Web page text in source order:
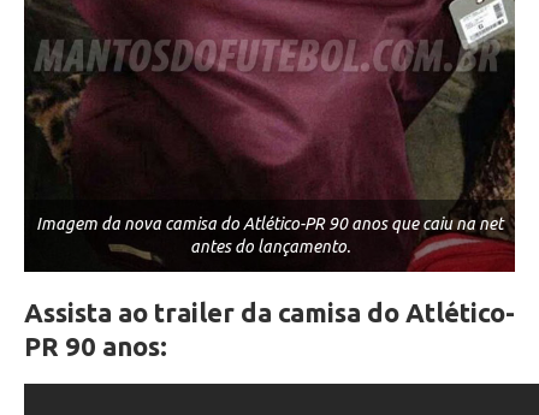
Imagem da nova camisa do Atlético-PR 90 anos que caiu na net
antes do lançamento.
Assista ao trailer da camisa do Atlético-
PR 90 anos: